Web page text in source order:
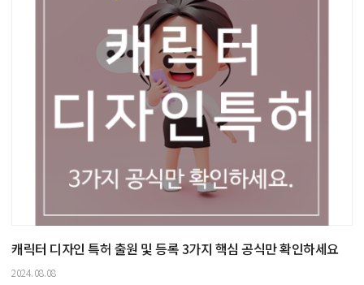
캐릭터 디자인 특허 출원 및 등록 3가지 핵심 공식만 확인하세요
2024.08.08